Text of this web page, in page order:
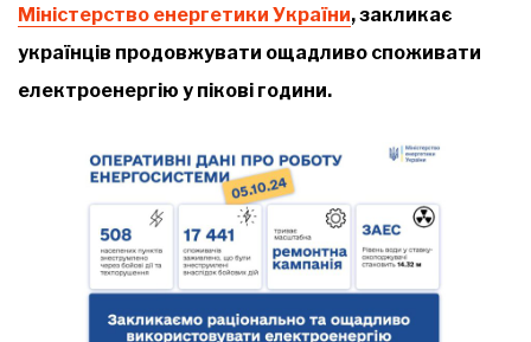
Міністерство енергетики України, закликає
українців продовжувати ощадливо споживати
електроенергію у пікові години.